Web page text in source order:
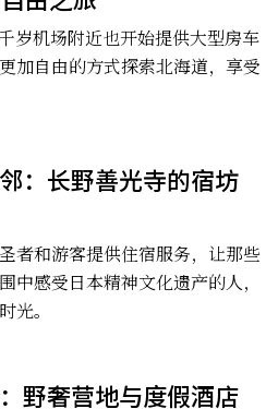
岁机场附近也开始提供大型房车
加自由的方式探索北海道，享受
：长野善光寺的宿坊
者和游客提供住宿服务，让那些
中感受日本精神文化遗产的人，
光。
野奢营地与度假酒店